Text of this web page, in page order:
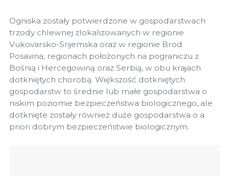
Ogniska zostały potwierdzone w gospodarstwach
trzody chlewnej zlokalizowanych w regionie
Vukovarsko-Srijemska oraz w regionie Brod
Posavina, regionach położonych na pograniczu z
Bośnią i Hercegowiną oraz Serbią, w obu krajach
dotkniętych chorobą. Większość dotkniętych
gospodarstw to średnie lub małe gospodarstwa o
niskim poziomie bezpieczeństwa biologicznego, ale
dotknięte zostały również duże gospodarstwa o a
priori dobrym bezpieczeństwie biologicznym.